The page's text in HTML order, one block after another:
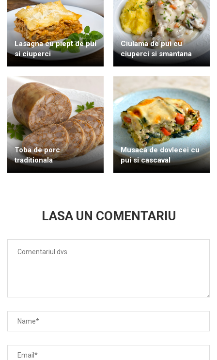
Lasagna cu piept de pui
si ciuperci
Ciulama de pui cu
ciuperci si smantana
Toba de porc
traditionala
Musaca de dovlecei cu
pui si cascaval
LASA UN COMENTARIU